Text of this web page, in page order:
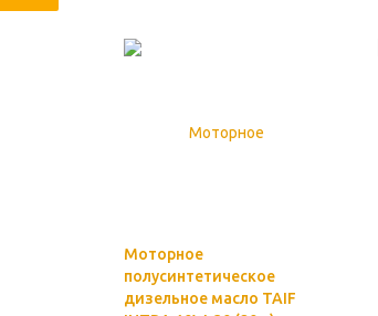
Моторное
полусинтетическое
дизельное масло TAIF